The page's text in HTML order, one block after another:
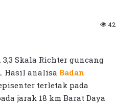
42
Skala Richter guncang
Hasil analisa Badan
terletak pada
jarak 18 km Barat Daya